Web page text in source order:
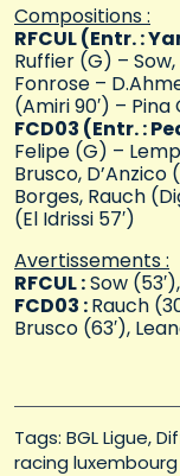
Compositions :
RFCUL (Entr. :
Ruffier (G) –
Fonrose –
(Amiri 90′) –
FCD03 (Entr. :
Felipe (G) –
Brusco,
Borges, Rauch
(El Idrissi 57′)
Avertissements :
RFCUL :Sow
FCD03 :Rauch
Brusco (63′),
Tags: BGL Ligue
racing luxembourg